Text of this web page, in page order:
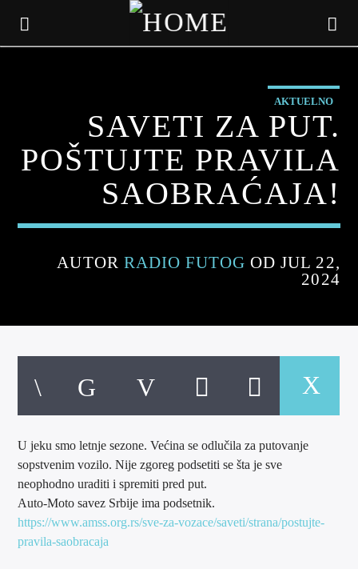
TITLE
TOP 10 LISTA
AKTUELNO
SAVETI ZA PUT.
POŠTUJTE PRAVILA
SAOBRAĆAJA!
AUTOR RADIO FUTOG OD JUL 22,
2024
U jeku smo letnje sezone. Većina se odlučila za putovanje
sopstvenim vozilo. Nije zgoreg podsetiti se šta je sve
neophodno uraditi i spremiti pred put.
Auto-Moto savez Srbije ima podsetnik.
https://www.amss.org.rs/sve-za-vozace/saveti/strana/postujte-
pravila-saobracaja